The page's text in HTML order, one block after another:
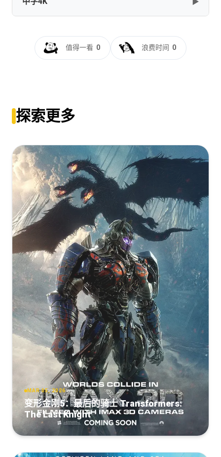
How.to.Train.Your.Dragon.2025.COMPLETE.UHD.BLURAY-
SILVEIRATeam.iso
[85.44GB] 复制 下载
[71.09GB] 复制
ray.Remux.DV.HDR.HEVC.TrueHD.Atmos.7.1-
CiNEPHiLES
[66.36GB] 复制 下载
How to Train Your Dragon (2025) {imdb-tt26743210}
{edition-IMAX} [Remux-2160p][DV HDR10][TrueHD
Atmos 7.1][HEVC]-CiNEPHiLES.mkv
[66.11GB] 下载
[RU]How to Train Your Dragon (IMAX) 2025
BDRemux.1080p.mkv
[29.29GB] 复制 下载
[RU]How.to.Train.Your.Dragon.2025.BluRay.REMUX.IMAX.1080p-
MegaPeer.mkv
[28.84GB] 复制 下载
复制 下载
驯龙高手真人版 How to Train Your Dragon 2025 2160p
[86.82GB]
DL.DDP5.1.Atmos.DV.HDR-DVT.mkv
[RU]How.to.Train.Your.Dragon.2025.2160p.WEB-
DL.DDP5.1.Atmos.DV.HDR-DVT.mkv
[25.64GB] 复制 下载
[RU]How.to.Train.Your.Dragon.2025.2160p.WEB-
DL.DDP5.1.Atmos.DV.HDR-DVT.mkv
下载
How.To.Train.Your.Dragon.2025.2160p.AMZN.WEB-
DL.DV.HDR10+.ENG.LATINO.HINDI.DDP5.1.H265.MP4-
BEN.THE.MEN
[23.89GB] 复制 下载
Dragon Trainer (2025) mkv 2160p DV HDR WEB-DL DDP
5 1 iTA ENG H265 - FHC
[23.6GB] 复制 下载
[RU]How.to.Train.Your.Dragon.2025.2160p.WEB-
DL.DDP5.1.Atmos.DV.HDR-DVT.mkv
[22.59GB] 复制 下载
How.to.Train.Your.Dragon.2025.MULTi.HDR.DV.2160p.WEB.H265-
NGRP.mkv
[22.48GB] 复制 下载
幕
CTRLHD
幕].2025.2160p.UHD.BluRay.DV.x265.10bit.TrueHD.7.1-
ParkHD
新·驯龙高手[HDR+杜比视界双版本][国粤英多音轨+简繁英
双语特效字
幕].2025.REPACK.2160p.UHD.BluRay.DV.x265.10bit.TrueHD.7.1-
ParkHD
[34.12GB] 复制 下载
新·驯龙高手[HDR+杜比视界双版本][国英多音轨+特效中文
幕].2025.BluRay.2160p.TrueHD7.1.DoVi.HDR.x265.10bit-
DreamHD
[24.41GB] 复制 下载
新·驯龙高手[HDR+杜比视界双版本][简繁英双语字
幕].2025.2160p.MA.WEB-
DL.DV.HDR.H.265.DDP.5.1.Atmos-QuickIO
[22.36GB] 复制 下载
新·驯龙高手[国英多音轨+简繁英双语特效字
幕].2025.2160p.iTunes.WEB-
DL.DDP.5.1.Atmos.HDR10+.H.265-DreamHD
[22.31GB] 复制 下载
新·驯龙高手[中文字
幕].How.To.Train.Your.Dragon.2025.2160p.MA.WEB-
DL.DDP5.1.Atmos.H.265-PandaQT
[22.27GB] 复制 下载
值得一看 0 浪费时间 0
探索更多
MAR 05, 2026
变形金刚5：最后的骑士 Transformers:
The Last Knight